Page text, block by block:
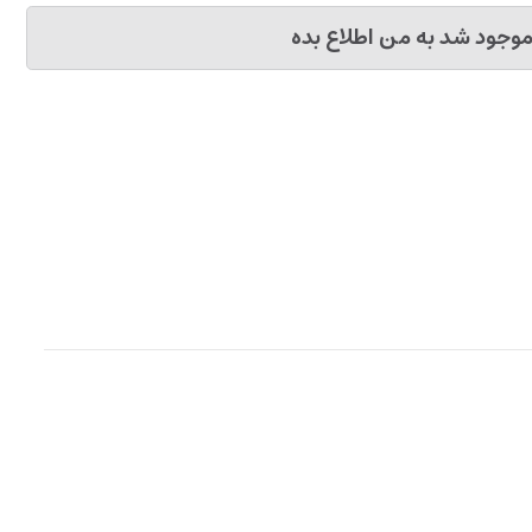
موجود شد به من اطلاع بده